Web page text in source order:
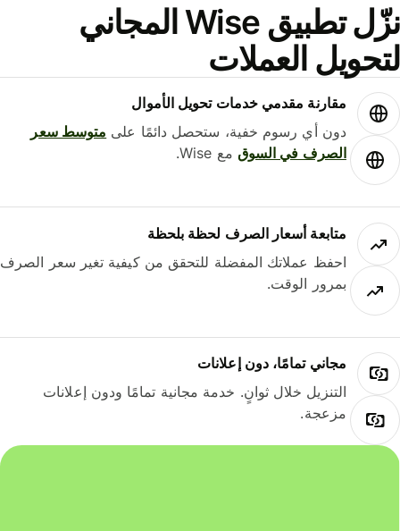
نزّل تطبيق Wise المجاني
العملات
مقارنة مقدمي خدمات تحويل الأموال
دون أي رسوم خفية، ستحصل دائمًا علىمتوسط ​​سعر
الصرف في السوقمع Wise.
متابعة أسعار الصرف لحظة بلحظة
احفظ عملاتك المفضلة للتحقق من كيفية تغير سعر الصرف
بمرور الوقت.
مجاني تمامًا، دون إعلانات
التنزيل خلال ثوانٍ. خدمة مجانية تمامًا ودون إعلانات
مزعجة.